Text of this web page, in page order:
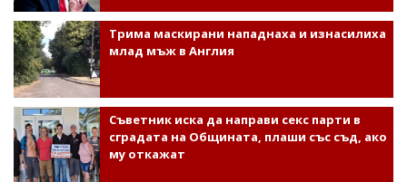
Трима маскирани нападнаха и изнасилиха
млад мъж в Англия
Съветник иска да направи секс парти в
сградата на Общината, плаши със съд, ако
му откажат